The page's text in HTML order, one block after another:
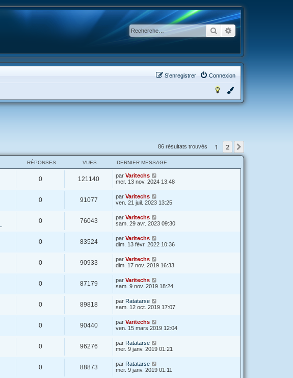
RechercherRecherche avancée
Connexion
S’enregistrer
86 résultats trouvés 1 2
RÉPONSES VUES DERNIER MESSAGE
0 121140 par Varitechs
mer. 13 nov. 2024 13:48
0 91077 par Varitechs
ven. 21 juil. 2023 13:25
0 76043 par Varitechs
sam. 29 avr. 2023 09:30
0 83524 par Varitechs
dim. 13 févr. 2022 10:36
0 90933 par Varitechs
dim. 17 nov. 2019 16:33
0 87179 par Varitechs
sam. 9 nov. 2019 18:24
0 89818 par Ratatarse
sam. 12 oct. 2019 17:07
0 90440 par Varitechs
ven. 15 mars 2019 12:04
0 96276 par Ratatarse
mer. 9 janv. 2019 01:21
0 88873 par Ratatarse
mer. 9 janv. 2019 01:11